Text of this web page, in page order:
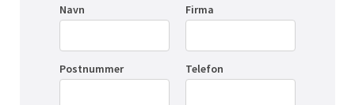
Navn Firma
Postnummer Telefon